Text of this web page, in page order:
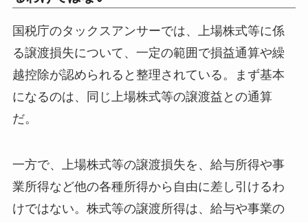
国税庁のタックスアンサーでは、上場株式等に係
る譲渡損失について、一定の範囲で損益通算や繰
越控除が認められると整理されている。まず基本
になるのは、同じ上場株式等の譲渡益との通算
だ。
一方で、上場株式等の譲渡損失を、給与所得や事
業所得など他の各種所得から自由に差し引けるわ
けではない。株式等の譲渡所得は、給与や事業の